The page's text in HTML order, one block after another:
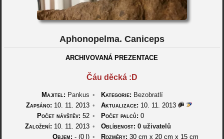
Aphonopelma. Caniceps
ARCHIVOVANÁ PREZENTACE
Čáu děcká :D
Majitel: Pankus • Kategorie: Bezobratlí
Zapsáno: 10. 11. 2013 • Aktualizace: 10. 11. 2013
Počet návštěv: 52 • Počet palců: 0
Založení: 10. 11. 2013 • Oblíbenost: 0 uživatelů
Objem: - (0 l) • Rozměry: 30 cm x20 cm x 15 cm